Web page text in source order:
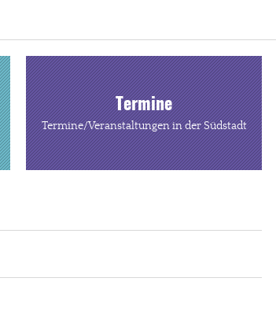
Termine
Termine/Veranstaltungen in der Südstadt